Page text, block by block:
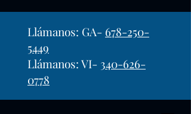
Llámanos: GA- 678-250-
5449
Llámanos: VI- 340-626-
0778